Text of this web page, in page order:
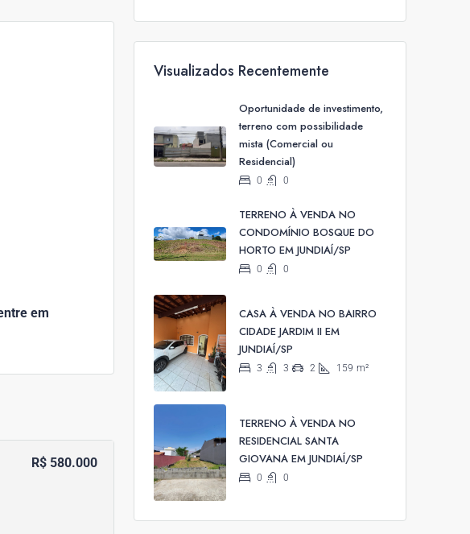
em
R$ 580.000
Visualizados Recentemente
Oportunidade de investimento,
terreno com possibilidade
mista (Comercial ou
Residencial)
0 0
TERRENO À VENDA NO
CONDOMÍNIO BOSQUE DO
HORTO EM JUNDIAÍ/SP
0 0
CASA À VENDA NO BAIRRO
CIDADE JARDIM II EM
JUNDIAÍ/SP
3 3 2 159 m²
TERRENO À VENDA NO
RESIDENCIAL SANTA
GIOVANA EM JUNDIAÍ/SP
0 0